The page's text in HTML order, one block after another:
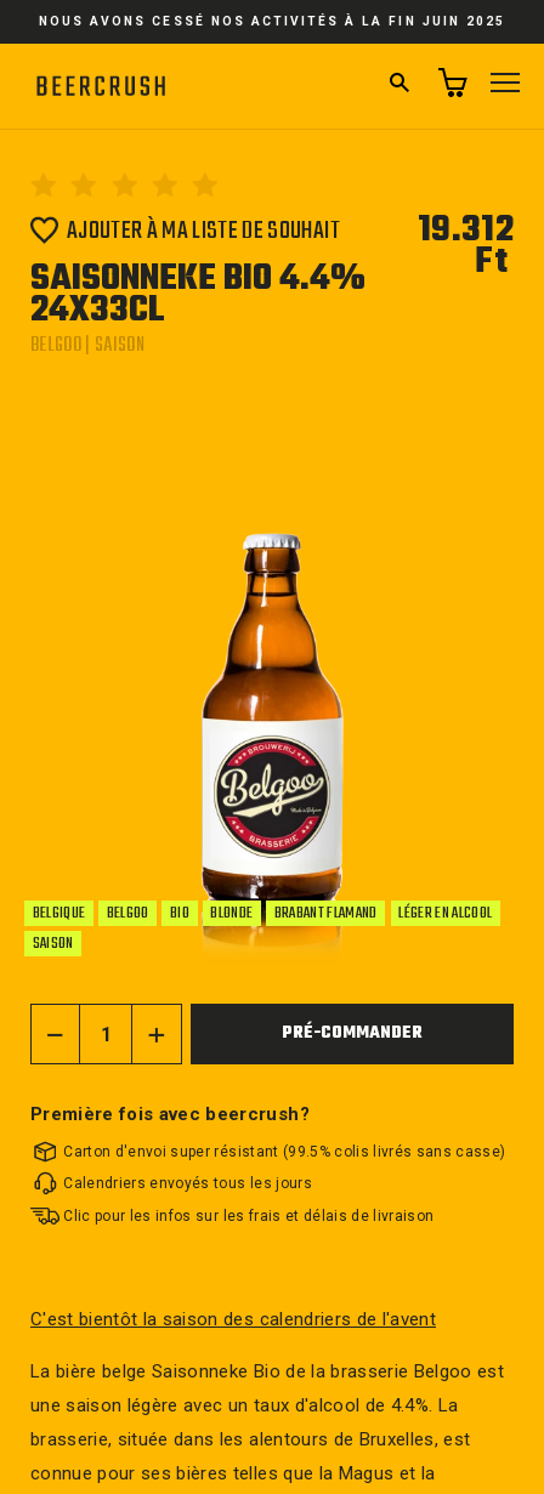
PasserNOUS AVONS CESSÉ NOS ACTIVITÉS À LA FIN JUIN 2025
RECHERCHER
AJOUTER À MA LISTE DE SOUHAIT
SAISONNEKE BIO 4.4%
24X33CL
BELGOO | SAISON
BELGIQUE BELGOO BIO BLONDE BRABANT FLAMAND
LÉGER EN ALCOOL
SAISON
19.312
Ft
PRÉ-COMMANDER
Première fois avec beercrush?
Carton d'envoi super résistant (99.5% colis livrés sans casse)
Calendriers envoyés tous les jours
Clic pour les infos sur les frais et délais de livraison
C'est bientôt la saison des calendriers de l'avent
La bière belge Saisonneke Bio de la brasserie Belgoo est
une saison légère avec un taux d'alcool de 4.4%. La
brasserie, située dans les alentours de Bruxelles, est
connue pour ses bières telles que la Magus et la